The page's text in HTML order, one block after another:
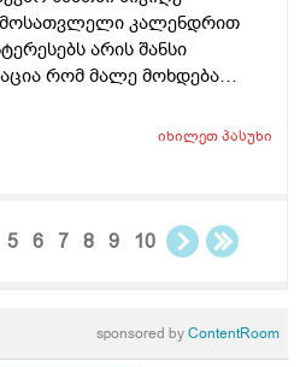
კალენდრით
არის შანსი
რომ მალე მოხდება
ვერ ვთავაზობ და იქნებ
იხილეთპასუხი
5 6 7 8 9 10
sponsored byContentRoom